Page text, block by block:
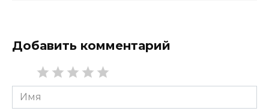
Добавить комментарий
Имя
*